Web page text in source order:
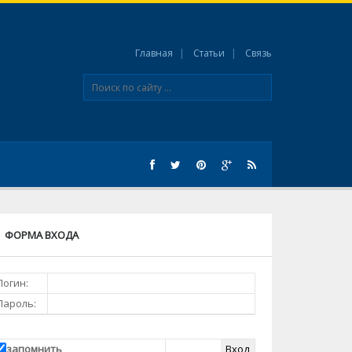
Главная Статьи Связь
ФОРМА ВХОДА
запомнить